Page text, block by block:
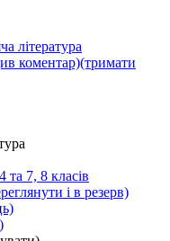
література
коментар)(тримати
та 7, 8 класів
і в резерв)